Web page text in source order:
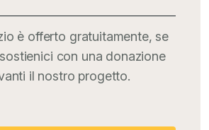
è offerto gratuitamente, se
con una donazione
il nostro progetto.